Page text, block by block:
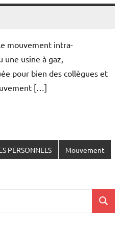
mouvement intra-
usine à gaz,
pour bien des collègues et
[…]
PERSONNELS Mouvement